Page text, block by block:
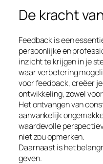
De kracht
Feedback is een
persoonlijke en
inzicht te krijgen in je
waar verbetering
voor feedback, creëer
ontwikkeling, zowel
Het ontvangen van
aanvankelijk
waardevolle
niet zou opmerken.
Daarnaast is het
geven.